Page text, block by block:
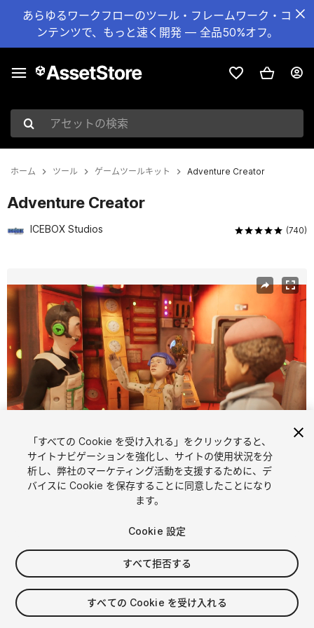
あらゆるワークフローのツール・フレームワーク・コ
ンテンツで、もっと速く開発 — 全品50%オフ。
アセットの検索
ホーム ツール ゲームツールキット Adventure Creator
Adventure Creator
ICEBOX Studios (740)
1/ 13
$80
シート 1
「すべての Cookie を受け入れる」をクリックすると、
サイトナビゲーションを強化し、サイトの使用状況を分
析し、弊社のマーケティング活動を支援するために、デ
バイスに Cookie を保存することに同意したことになり
ます。
Cookie 設定
すべて拒否する
すべての Cookie を受け入れる